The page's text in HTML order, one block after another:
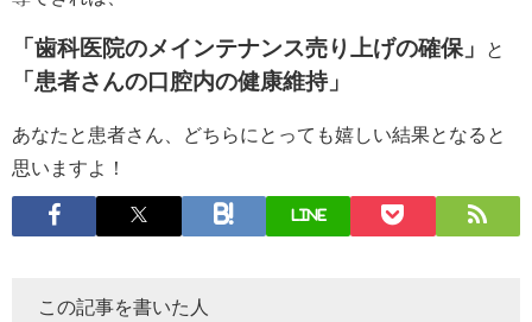
「歯科医院のメインテナンス売り上げの確保」 と
「患者さんの口腔内の健康維持」
あなたと患者さん、どちらにとっても嬉しい結果となると
思いますよ！
LINE
この記事を書いた人